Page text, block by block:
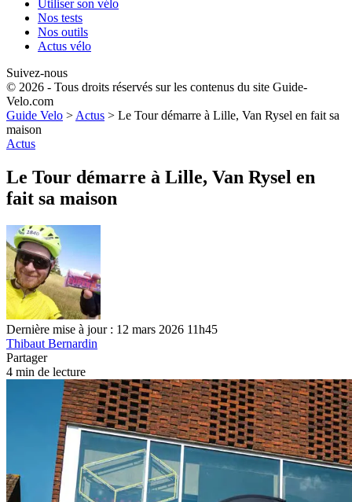
Utiliser son vélo
Nos tests
Nos outils
Actus vélo
Suivez-nous
© 2026 - Tous droits réservés sur les contenus du site Guide-
Velo.com
Guide Velo > Actus > Le Tour démarre à Lille, Van Rysel en fait sa
maison
Actus
Le Tour démarre à Lille, Van Rysel en
fait sa maison
Dernière mise à jour : 12 mars 2026 11h45
Thibaut Bernardin
Partager
4 min de lecture